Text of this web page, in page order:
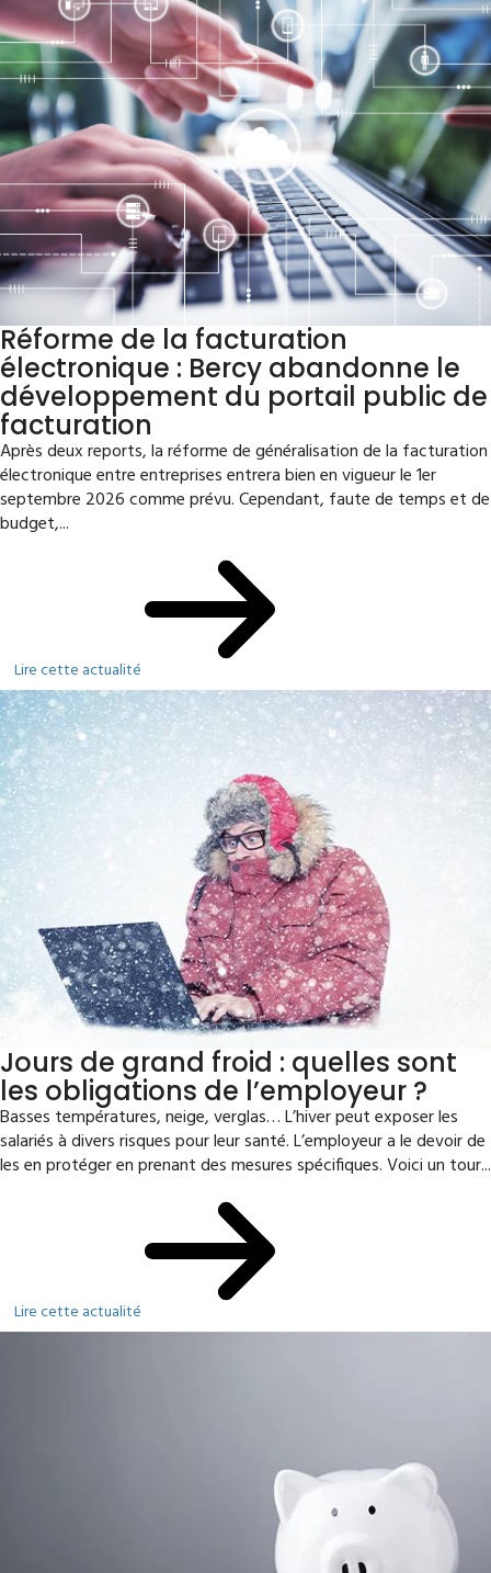
Réforme de la facturation
électronique : Bercy abandonne le
développement du portail public de
facturation
Après deux reports, la réforme de généralisation de la facturation
électronique entre entreprises entrera bien en vigueur le 1er
septembre 2026 comme prévu. Cependant, faute de temps et de
budget,...
Lire cette actualité
Jours de grand froid : quelles sont
les obligations de l’employeur ?
Basses températures, neige, verglas… L’hiver peut exposer les
salariés à divers risques pour leur santé. L’employeur a le devoir de
les en protéger en prenant des mesures spécifiques. Voici un tour...
Lire cette actualité